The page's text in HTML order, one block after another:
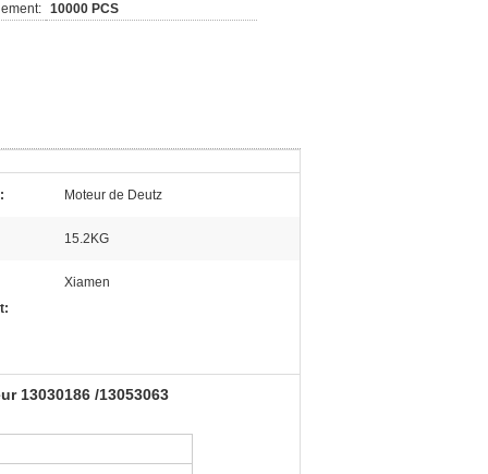
10000 PCS
Moteur de Deutz
15.2KG
Xiamen
13030186 /13053063